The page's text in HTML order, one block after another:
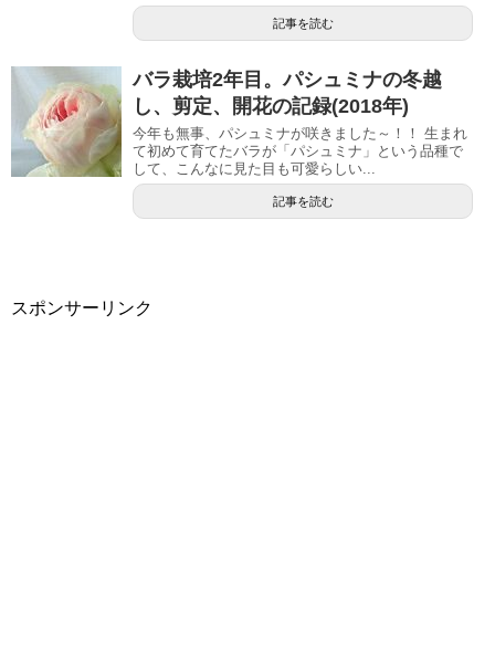
記事を読む
バラ栽培2年目。パシュミナの冬越
し、剪定、開花の記録(2018年)
今年も無事、パシュミナが咲きました～！！ 生まれ
て初めて育てたバラが「パシュミナ」という品種で
して、こんなに見た目も可愛らしい...
記事を読む
スポンサーリンク